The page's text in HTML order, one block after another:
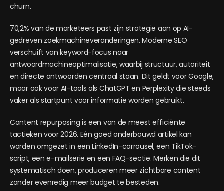
churn.
70,2% van de marketeers past zijn strategie aan op AI-
gedreven zoekmachineveranderingen. Moderne SEO
verschuift van keyword-focus naar
antwoordmachineoptimalisatie, waarbij structuur, autoriteit
en directe antwoorden centraal staan. Dit geldt voor Google,
maar ook voor AI-tools als ChatGPT en Perplexity die steeds
vaker als startpunt voor informatie worden gebruikt.
Content repurposing is een van de meest efficiënte
tactieken voor 2026. Eén goed onderbouwd artikel kan
worden omgezet in een LinkedIn-carrousel, een TikTok-
script, een e-mailserie en een FAQ-sectie. Merken die dit
systematisch doen, produceren meer zichtbare content
zonder evenredig meer budget te besteden.